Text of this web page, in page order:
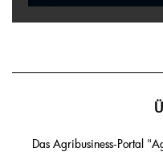
Das Agribusiness-Portal